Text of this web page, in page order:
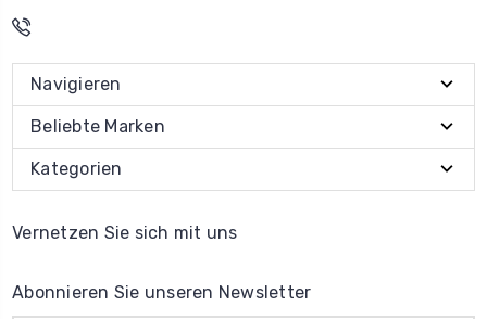
Navigieren
Beliebte Marken
Kategorien
Vernetzen Sie sich mit uns
Abonnieren Sie unseren Newsletter